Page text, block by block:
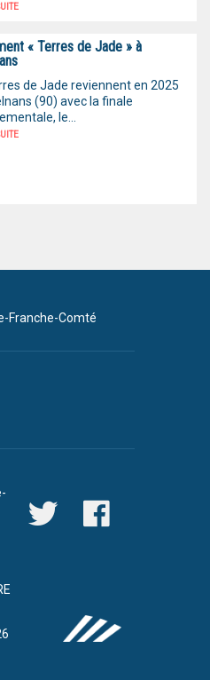
« Terres de Jade » à
de Jade reviennent en 2025
(90) avec la finale
le...
Franche-Comté